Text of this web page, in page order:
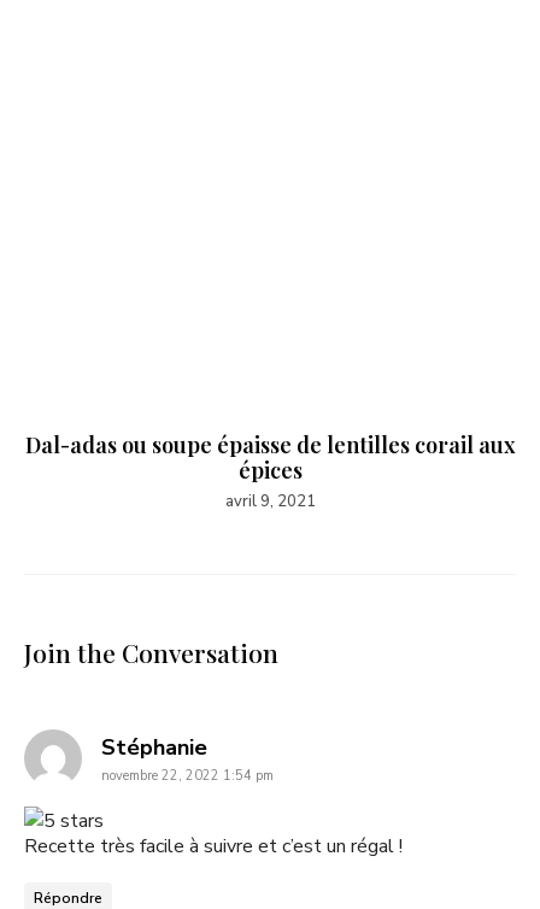
Dal-adas ou soupe épaisse de lentilles corail aux
épices
avril 9, 2021
Join the Conversation
Stéphaniesays:
novembre 22, 2022 1:54 pm
Recette très facile à suivre et c’est un régal !
Répondre